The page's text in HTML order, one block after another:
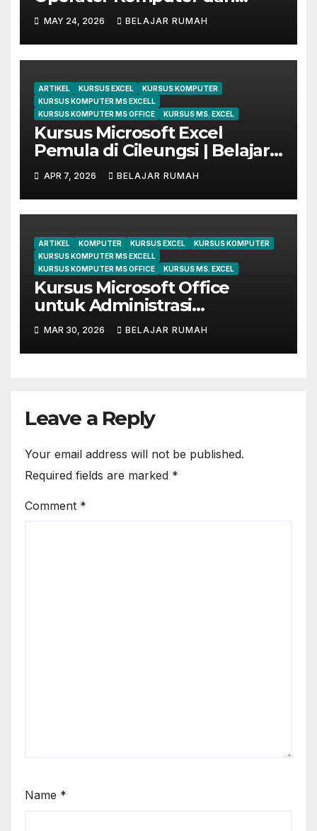
Digital Marketing di Bekasi
MAY 24, 2026 BELAJAR RUMAH
ARTIKEL KURSUS EXCEL
KURSUS KOMPUTER
KURSUS KOMPUTER MS EXCELL
KURSUS KOMPUTER MS OFFICE
KURSUS MS. EXCEL
Kursus Microsoft Excel
Pemula di Cileungsi | Belajar
dari Dasar Sampai Mahir
APR 7, 2026 BELAJAR RUMAH
ARTIKEL KOMPUTER KURSUS EXCEL
KURSUS KOMPUTER
KURSUS KOMPUTER MS EXCELL
KURSUS KOMPUTER MS OFFICE
KURSUS MS. EXCEL
Kursus Microsoft Office
untuk Administrasi
Perkantoran di Cileungsi
MAR 30, 2026 BELAJAR RUMAH
Leave a Reply
Your email address will not be published.
Required fields are marked *
Comment *
Name *